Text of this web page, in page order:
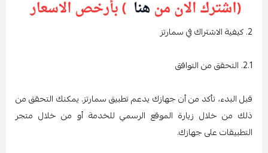
2. كيفية الاشتراك في سمارتز
2.1. التحقق من التوافق
قبل البدء، تأكد من أن جهازك يدعم تطبيق سمارتز. يمكنك التحقق من
ذلك من خلال زيارة الموقع الرسمي للخدمة أو من خلال متجر
التطبيقات على جهازك.